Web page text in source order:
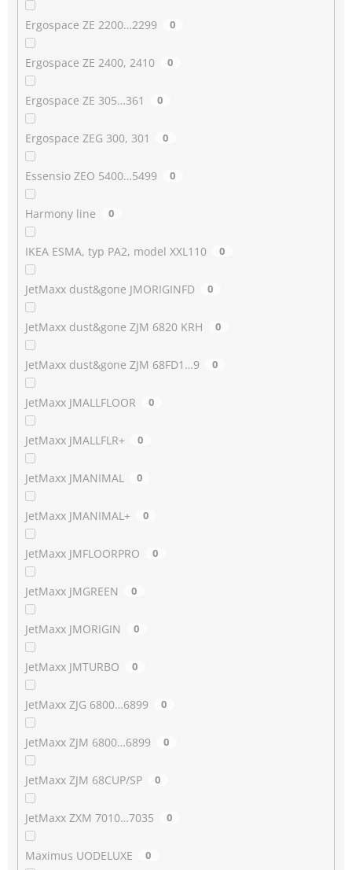
Ergospace ZE 2200…2299 0
Ergospace ZE 2400, 2410 0
Ergospace ZE 305…361 0
Ergospace ZEG 300, 301 0
Essensio ZEO 5400…5499 0
Harmony line 0
IKEA ESMA, typ PA2, model XXL110 0
JetMaxx dust&gone JMORIGINFD 0
JetMaxx dust&gone ZJM 6820 KRH 0
JetMaxx dust&gone ZJM 68FD1…9 0
JetMaxx JMALLFLOOR 0
JetMaxx JMALLFLR+ 0
JetMaxx JMANIMAL 0
JetMaxx JMANIMAL+ 0
JetMaxx JMFLOORPRO 0
JetMaxx JMGREEN 0
JetMaxx JMORIGIN 0
JetMaxx JMTURBO 0
JetMaxx ZJG 6800…6899 0
JetMaxx ZJM 6800…6899 0
JetMaxx ZJM 68CUP/SP 0
JetMaxx ZXM 7010…7035 0
Maximus UODELUXE 0